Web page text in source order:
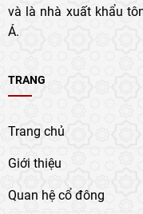
và là nhà xuất khẩu
Á.
TRANG
Trang chủ
Giới thiệu
Quan hệ cổ đông